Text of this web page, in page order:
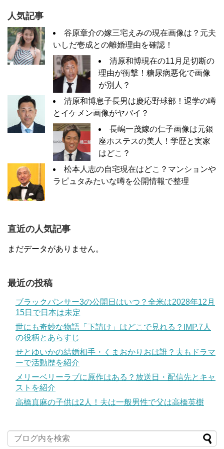
人気記事
谷原章介の嫁三宅えみの現在画像は？元夫
いしだ壱成との離婚理由を確認！
清原和博現在の11月足切断の
理由が衝撃！糖尿病悪化で画像
が別人？
清原和博息子長男は慶応野球部！退学の噂
とイケメン画像がヤバイ？
長嶋一茂嫁の仁子画像は元銀
座ホステスの美人！学歴と実家
はどこ？
松本人志の自宅現在はどこ？マンションや
ラピュタみたいな噂を公開情報で整理
直近の人気記事
まだデータがありません。
最近の投稿
ブラックパンサー3の公開日はいつ？全米は2028年12月
15日で日本は未定
世にも奇妙な物語「下請け」はどこで見れる？IMP.7人
の役柄とあらすじ
せとゆいかの結婚相手・くまおかりおは誰？夫もドラマ
ーで活動歴を紹介
メリーベリーラブに原作はある？放送日・配信先とキャ
ストを紹介
高橋真麻の子供は2人！夫は一般男性で父は高橋英樹